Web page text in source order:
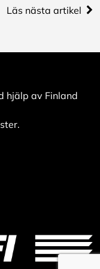
Läs nästa artikel
hjälp av Finland